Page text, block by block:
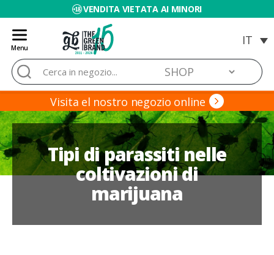
VENDITA VIETATA AI MINORI
Menu
Blog
de
Grow
Barato
Cerca:
Visita el nostro negozio online
Tipi di parassiti nelle
coltivazioni di
marijuana